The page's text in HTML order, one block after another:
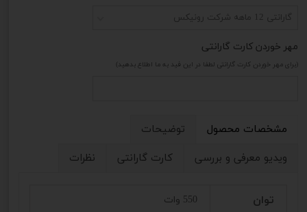
گارانتی 12 ماهه شرکت رونیکس
مهر خوردن کارت گارانتی
(برای مهر خوردن کارت گارانتی لطفا در این فید به ما اطلاع بدهید)
مشخصات محصول
توضیحات
ویدیو معرفی و بررسی
کارت گارانتی نظرات
توان 550 وات